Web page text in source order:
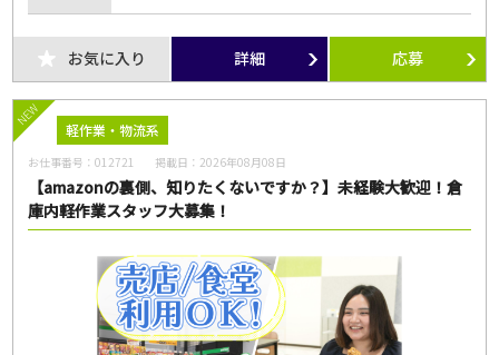
お気に入り 詳細 応募
NEW
軽作業・物流系
お仕事番号：012721 掲載日： 2026年08月08日
【amazonの裏側、知りたくないですか？】未経験大歓迎！倉
庫内軽作業スタッフ大募集！